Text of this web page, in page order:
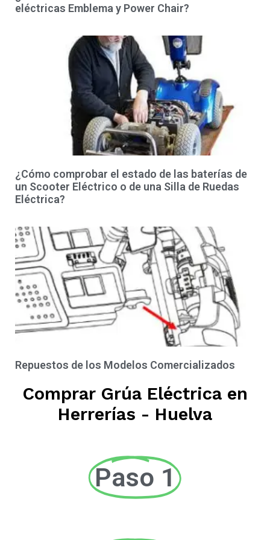
eléctricas Emblema y Power Chair?
¿Cómo comprobar el estado de las baterías de
un Scooter Eléctrico o de una Silla de Ruedas
Eléctrica?
Repuestos de los Modelos Comercializados
Comprar Grúa Eléctrica en
Herrerías - Huelva
Paso 1